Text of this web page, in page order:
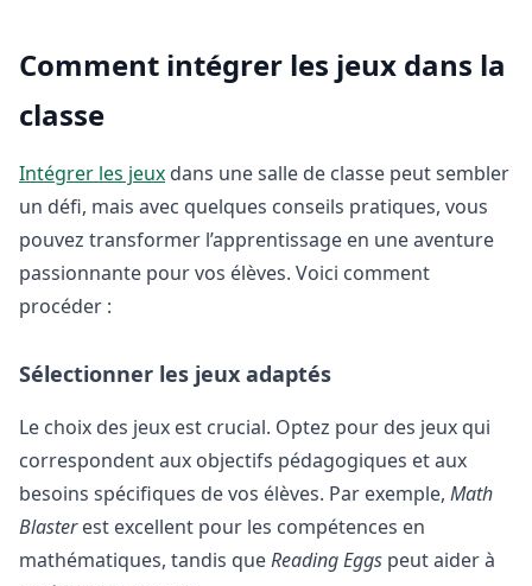
Comment intégrer les jeux dans la
classe
Intégrer les jeux dans une salle de classe peut sembler
un défi, mais avec quelques conseils pratiques, vous
pouvez transformer l’apprentissage en une aventure
passionnante pour vos élèves. Voici comment
procéder :
Sélectionner les jeux adaptés
Le choix des jeux est crucial. Optez pour des jeux qui
correspondent aux objectifs pédagogiques et aux
besoins spécifiques de vos élèves. Par exemple, Math
Blasterest excellent pour les compétences en
mathématiques, tandis queReading Eggs peut aider à